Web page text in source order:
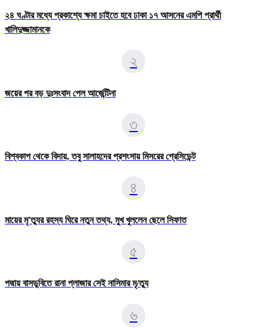
২৪ ঘণ্টার মধ্যে প্রকাশ্যে ক্ষমা চাইতে হবে ঢাকা ১৭ আসনের এমপি প্রার্থী
খালিদুজ্জামানকে
২
জয়ের পর বড় দুঃসংবাদ পেল আর্জেন্টিনা
৩
বিশ্বকাপ থেকে বিদায়, তবু সালাহদের প্রশংসায় মিসরের প্রেসিডেন্ট
৪
মায়ের মৃ'ত্যুর রহস্য ঘিরে নতুন তথ্য, মুখ খুললেন ছেলে সিফাত
৫
পদ্মায় বাসডুবিতে রানা প্লাজার সেই নাসিমার মৃ/ত্যু
৬